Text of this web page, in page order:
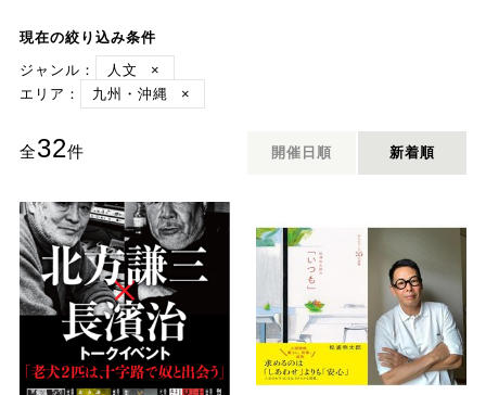
現在の絞り込み条件
ジャンル：
人文
×
エリア：
九州・沖縄 ×
全32件 開催日順 新着順